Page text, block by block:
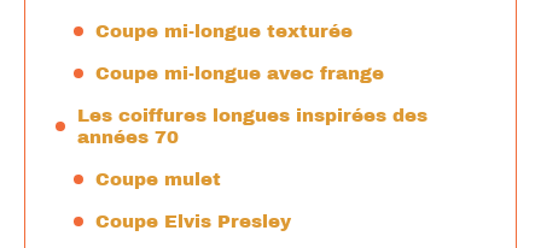
Coupe mi-longue texturée
Coupe mi-longue avec frange
Les coiffures longues inspirées des
années 70
Coupe mulet
Coupe Elvis Presley